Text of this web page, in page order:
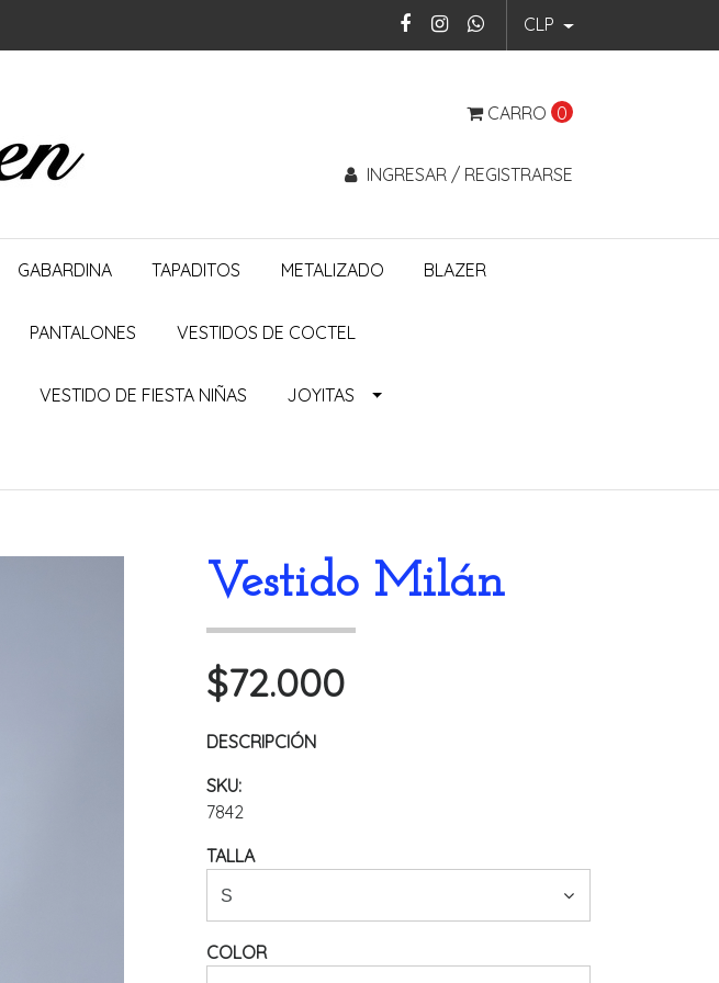
CLP
CARRO 0
INGRESAR / REGISTRARSE
GABARDINA TAPADITOS METALIZADO BLAZER
PANTALONES VESTIDOS DE COCTEL
VESTIDO DE FIESTA NIÑAS JOYITAS
Vestido Milán
$72.000
DESCRIPCIÓN
SKU:
7842
TALLA
COLOR